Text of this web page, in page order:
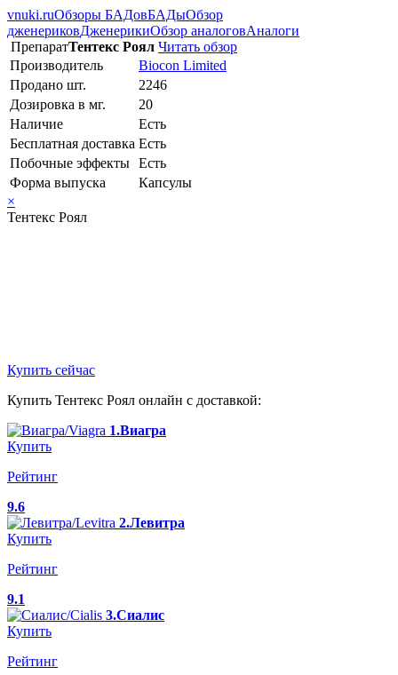
vnuki.ruОбзоры БАДовБАДыОбзор
дженериковДженерикиОбзор аналоговАналоги
ПрепаратТентекс Роял Читать обзор
Производитель
Biocon Limited
Продано шт.
2246
Дозировка в мг.
20
Наличие
Есть
Бесплатная доставка Есть
Побочные эффекты Есть
Форма выпуска
Капсулы
×
Тентекс Роял
Купить сейчас
Купить Тентекс Роял онлайн с доставкой:
1.Виагра
Купить
Рейтинг
9.6
2.Левитра
Купить
Рейтинг
9.1
3.Сиалис
Купить
Рейтинг